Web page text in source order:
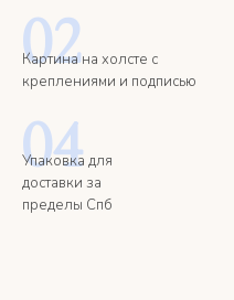
02
04
Картина на холсте с
креплениями и подписью
Упаковка для
доставки за
пределы Спб